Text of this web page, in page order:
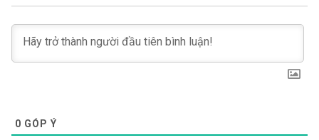
0 GÓP Ý